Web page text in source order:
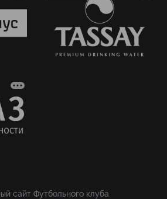
сайт Футбольного клуба